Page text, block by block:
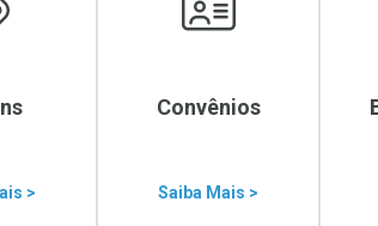
>
Convênios
Saiba Mais >